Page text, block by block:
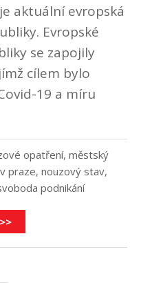
aktuální evropská
Evropské
se zapojily
cílem bylo
19 a míru
opatření, městský
praze, nouzový stav,
podnikání